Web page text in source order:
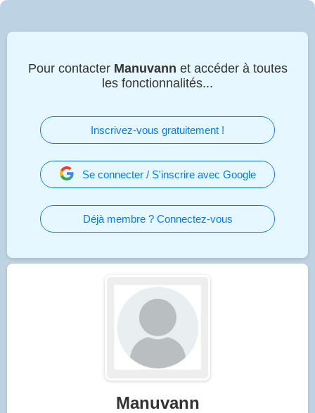
Pour contacter Manuvann et accéder à toutes
les fonctionnalités...
Inscrivez-vous gratuitement !
Se connecter / S'inscrire avec Google
Déjà membre ? Connectez-vous
Manuvann